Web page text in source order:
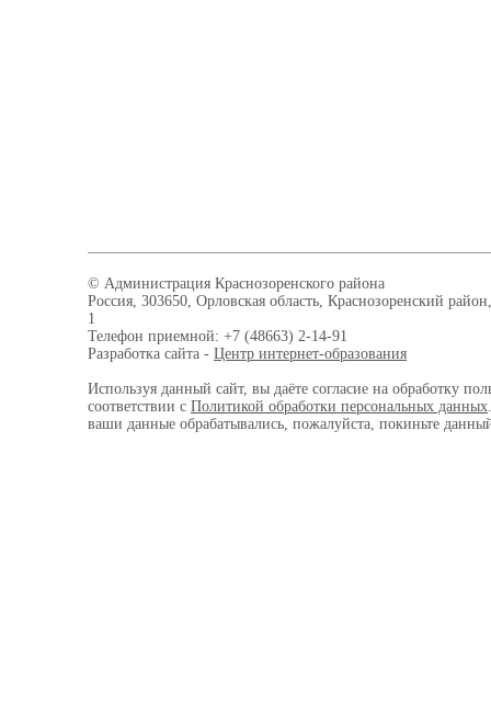
© Администрация Краснозоренского района
Россия, 303650, Орловская область, Краснозоренский
1
Телефон приемной: +7 (48663) 2-14-91
Разработка сайта - Центр интернет-образования
Используя данный сайт, вы даёте согласие на обработку
соответствии с Политикой обработки персональных данных
ваши данные обрабатывались, пожалуйста, покиньте